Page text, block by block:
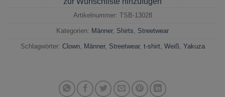
Artikelnummer: TSB-13028
Kategorien: Männer, Shirts Streetwear
Schlagwörter: Clown, Männer, Streetwear, t-shirt, Weiß, Yakuza